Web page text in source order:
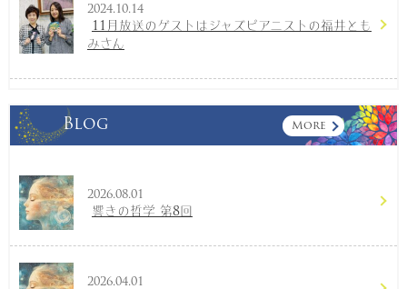
2024.10.14
11月放送のゲストはジャズピアニストの福井とも
みさん
Blog More
2026.08.01
響きの哲学 第8回
2026.04.01